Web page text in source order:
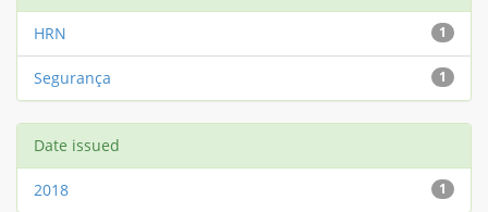
1
HRN
1
Segurança
Date issued
1
2018